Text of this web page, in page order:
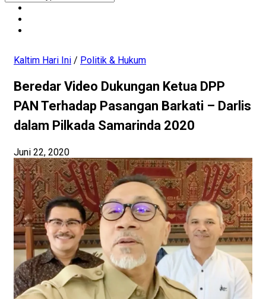
Kaltim Hari Ini / Politik & Hukum
Beredar Video Dukungan Ketua DPP
PAN Terhadap Pasangan Barkati – Darlis
dalam Pilkada Samarinda 2020
Juni 22, 2020